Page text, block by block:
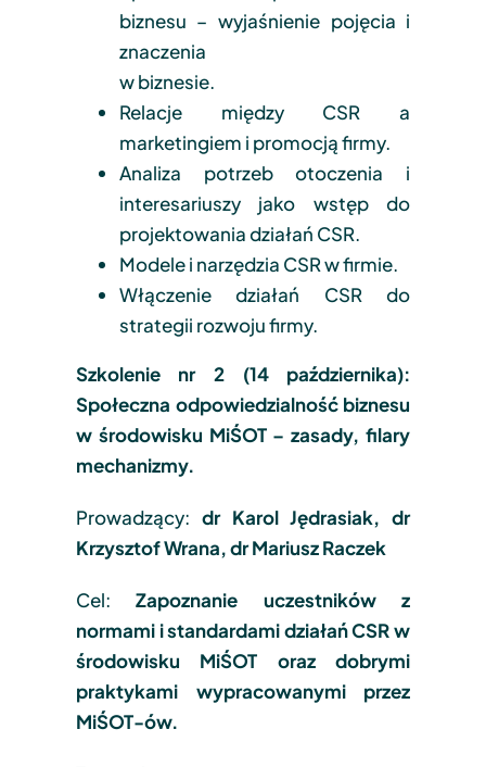
biznesu – wyjaśnienie pojęcia i
znaczenia
w biznesie.
Relacje między CSR a
marketingiem i promocją firmy.
Analiza potrzeb otoczenia i
interesariuszy jako wstęp do
projektowania działań CSR.
Modele i narzędzia CSR w firmie.
Włączenie działań CSR do
strategii rozwoju firmy.
Szkolenie nr 2 (14 października):
Społeczna odpowiedzialność biznesu
w środowisku MiŚOT – zasady, filary
mechanizmy.
Prowadzący: dr Karol Jędrasiak, dr
Krzysztof Wrana, dr Mariusz Raczek
Cel:Zapoznanie uczestników z
normami i standardami działań CSR w
środowisku MiŚOT oraz dobrymi
praktykami wypracowanymi przez
MiŚOT-ów.